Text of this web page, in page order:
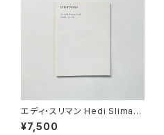
エディ・スリマン Hedi Sliman
e | Interzone - The Hedi Sl
imane Purple Book
¥7,500